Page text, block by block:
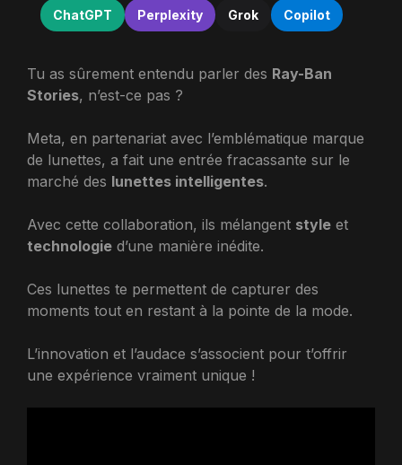
ChatGPT Perplexity Grok Copilot
Tu as sûrement entendu parler des Ray-Ban
Stories, n’est-ce pas ?
Meta, en partenariat avec l’emblématique marque
de lunettes, a fait une entrée fracassante sur le
marché des lunettes intelligentes.
Avec cette collaboration, ils mélangent style et
technologie d’une manière inédite.
Ces lunettes te permettent de capturer des
moments tout en restant à la pointe de la mode.
L’innovation et l’audace s’associent pour t’offrir
une expérience vraiment unique !